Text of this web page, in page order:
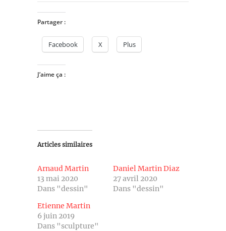
Partager :
Facebook X Plus
J’aime ça :
Articles similaires
Arnaud Martin
13 mai 2020
Dans "dessin"
Daniel Martin Diaz
27 avril 2020
Dans "dessin"
Etienne Martin
6 juin 2019
Dans "sculpture"